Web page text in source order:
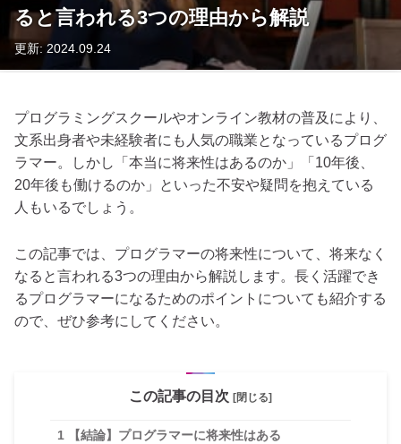
ると言われる3つの理由から解説
更新: 2024.09.24
プログラミングスクールやオンライン教材の普及により、
文系出身者や未経験者にも人気の職業となっているプログ
ラマー。しかし「本当に将来性はあるのか」「10年後、
20年後も働けるのか」といった不安や疑問を抱えている
人もいるでしょう。
この記事では、プログラマーの将来性について、将来なく
なると言われる3つの理由から解説します。長く活躍でき
るプログラマーになるためのポイントについても紹介する
ので、ぜひ参考にしてください。
この記事の目次 [閉じる]
1 【結論】プログラマーに将来性はある